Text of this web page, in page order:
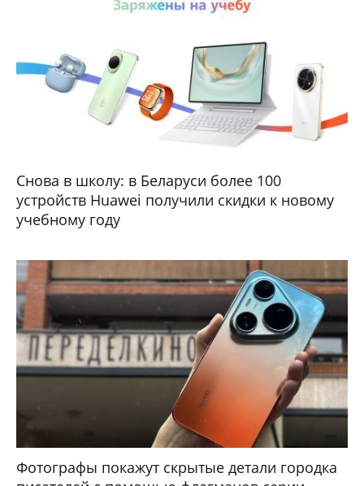
Снова в школу: в Беларуси более 100
устройств Huawei получили скидки к новому
учебному году
Фотографы покажут скрытые детали городка